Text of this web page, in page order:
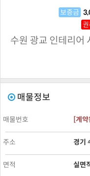
보증금
수원 광교 인테리어
매물정보
매물번호 [계약
주소 경기
면적 실면